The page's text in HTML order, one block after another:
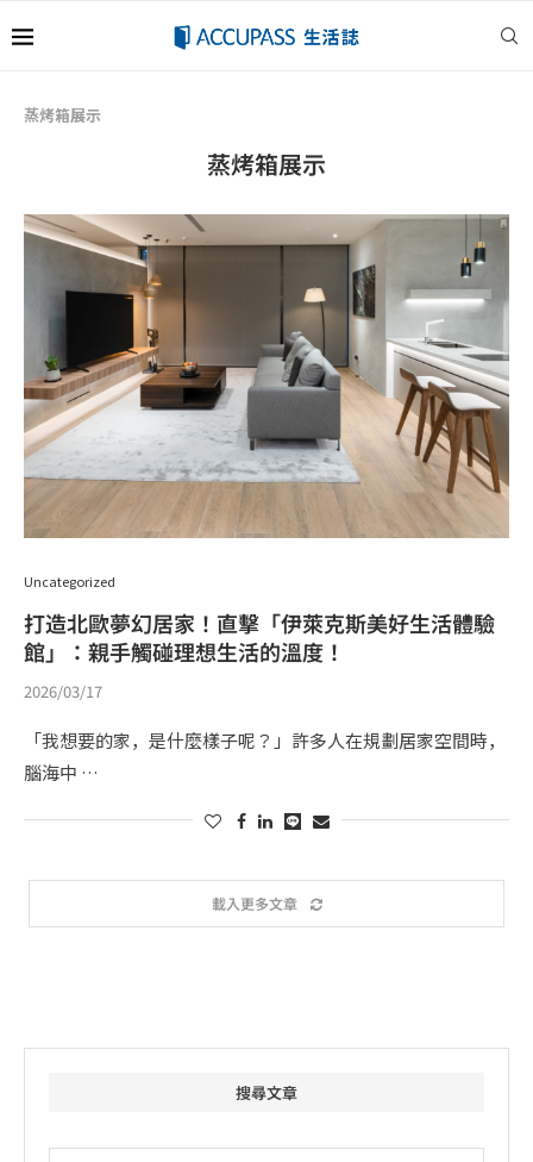
蒸烤箱展示
蒸烤箱展示
Uncategorized
打造北歐夢幻居家！直擊「伊萊克斯美好生活體驗
館」：親手觸碰理想生活的溫度！
2026/03/17
「我想要的家，是什麼樣子呢？」許多人在規劃居家空間時，
腦海中 …
載入更多文章
搜尋文章